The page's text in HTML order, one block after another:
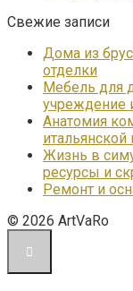
Свежие записи
Дома из
отделки
Мебель для
учреждение
Анатомия
Жизнь в
ресурсы и
Ремонт и
© 2026 ArtVaRo